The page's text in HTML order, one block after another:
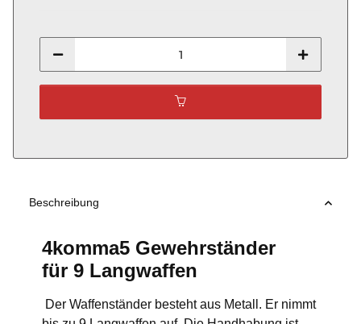
Beschreibung
4komma5 Gewehrständer
für 9 Langwaffen
Der Waffenständer besteht aus Metall. Er nimmt